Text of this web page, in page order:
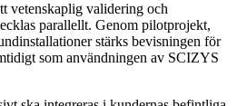
vetenskaplig validering och
parallellt. Genom pilotprojekt,
stärks bevisningen för
som användningen av SCIZYS